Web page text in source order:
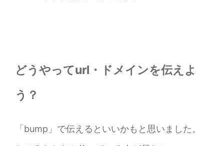
どうやってurl・ドメインを伝えよ
う？
「bump」で伝えるといいかもと思いました。